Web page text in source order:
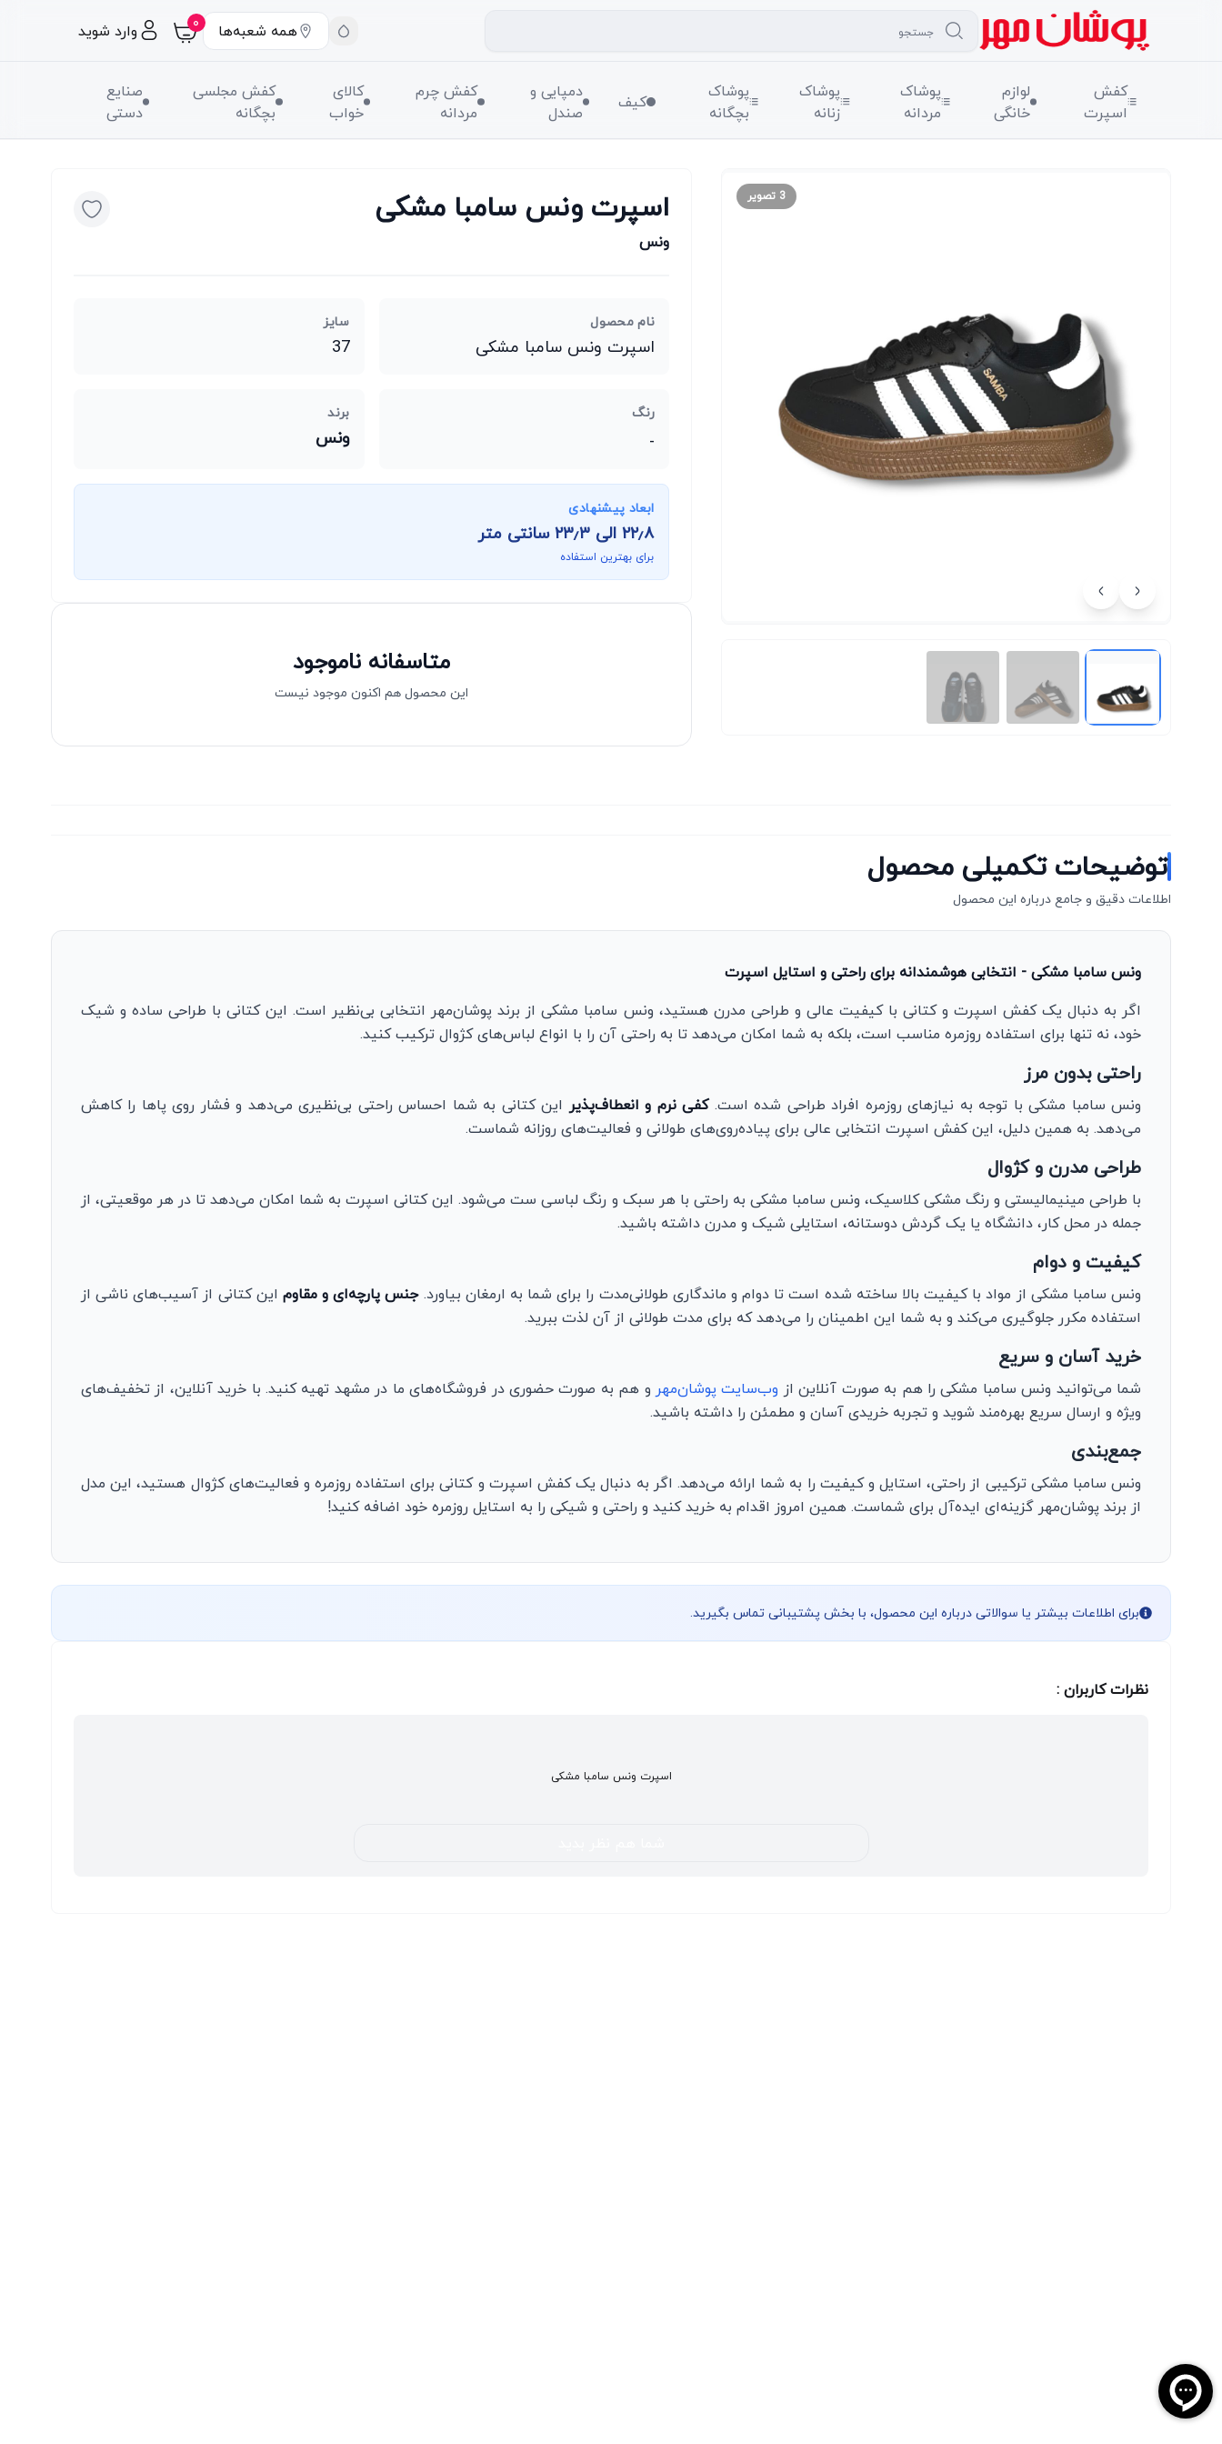
همه شعبه‌ها ۰ وارد شوید
کفش
اسپرت
لوازم
خانگی
پوشاک
مردانه
پوشاک
زنانه
پوشاک
بچگانه
کیف
دمپایی و
صندل
کفش چرم
مردانه
کالای
خواب
کفش مجلسی
بچگانه
صنایع
دستی
3 تصویر اسپرت ونس سامبا مشکی
ونس
نام محصول
اسپرت ونس سامبا مشکی
سایز
37
رنگ
-
برند
ونس
ابعاد پیشنهادی
۲۲٫۸الی ۲۳٫۳سانتی متر
برای بهترین استفاده
متاسفانه ناموجود
این محصول هم اکنون موجود نیست
توضیحات تکمیلی محصول
اطلاعات دقیق و جامع درباره این محصول
ونس سامبا مشکی - انتخابی هوشمندانه برای راحتی و استایل اسپرت
اگر به دنبال یک کفش اسپرت و کتانی با کیفیت عالی و طراحی مدرن هستید، ونس سامبا مشکی از برند پوشان‌مهر انتخابی بی‌نظیر است. این کتانی با طراحی ساده و شیک
خود، نه تنها برای استفاده روزمره مناسب است، بلکه به شما امکان می‌دهد تا به راحتی آن را با انواع لباس‌های کژوال ترکیب کنید.
راحتی بدون مرز
ونس سامبا مشکی با توجه به نیازهای روزمره افراد طراحی شده است.کفی نرم و انعطاف‌پذیراین کتانی به شما احساس راحتی بی‌نظیری می‌دهد و فشار روی پاها را کاهش
می‌دهد. به همین دلیل، این کفش اسپرت انتخابی عالی برای پیاده‌روی‌های طولانی و فعالیت‌های روزانه شماست.
طراحی مدرن و کژوال
با طراحی مینیمالیستی و رنگ مشکی کلاسیک، ونس سامبا مشکی به راحتی با هر سبک و رنگ لباسی ست می‌شود. این کتانی اسپرت به شما امکان می‌دهد تا در هر موقعیتی، از
جمله در محل کار، دانشگاه یا یک گردش دوستانه، استایلی شیک و مدرن داشته باشید.
کیفیت و دوام
ونس سامبا مشکی از مواد با کیفیت بالا ساخته شده است تا دوام و ماندگاری طولانی‌مدت را برای شما به ارمغان بیاورد.جنس پارچه‌ای و مقاوم این کتانی از آسیب‌های ناشی از
استفاده مکرر جلوگیری می‌کند و به شما این اطمینان را می‌دهد که برای مدت طولانی از آن لذت ببرید.
خرید آسان و سریع
شما می‌توانید ونس سامبا مشکی را هم به صورت آنلاین از وب‌سایت پوشان‌مهر و هم به صورت حضوری در فروشگاه‌های ما در مشهد تهیه کنید. با خرید آنلاین، از تخفیف‌های
ویژه و ارسال سریع بهره‌مند شوید و تجربه خریدی آسان و مطمئن را داشته باشید.
جمع‌بندی
ونس سامبا مشکی ترکیبی از راحتی، استایل و کیفیت را به شما ارائه می‌دهد. اگر به دنبال یک کفش اسپرت و کتانی برای استفاده روزمره و فعالیت‌های کژوال هستید، این مدل
از برند پوشان‌مهر گزینه‌ای ایده‌آل برای شماست. همین امروز اقدام به خرید کنید و راحتی و شیکی را به استایل روزمره خود اضافه کنید!
برای اطلاعات بیشتر یا سوالاتی درباره این محصول، با بخش پشتیبانی تماس بگیرید.
نظرات کاربران :
اسپرت ونس سامبا مشکی